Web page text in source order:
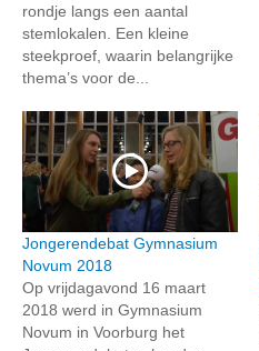
rondje langs een aantal
stemlokalen. Een kleine
steekproef, waarin belangrijke
thema’s voor de...
Jongerendebat Gymnasium
Novum 2018
Op vrijdagavond 16 maart
2018 werd in Gymnasium
Novum in Voorburg het